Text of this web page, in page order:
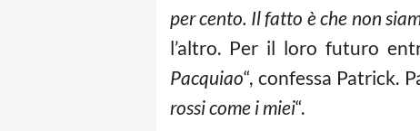
per cento. Il fatto è che non
l’altro. Per il loro futuro
Pacquiao“, confessa Patrick.
rossi come i miei“.